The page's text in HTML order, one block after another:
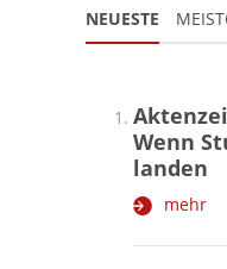
NEUESTE
Wenn
landen
mehr